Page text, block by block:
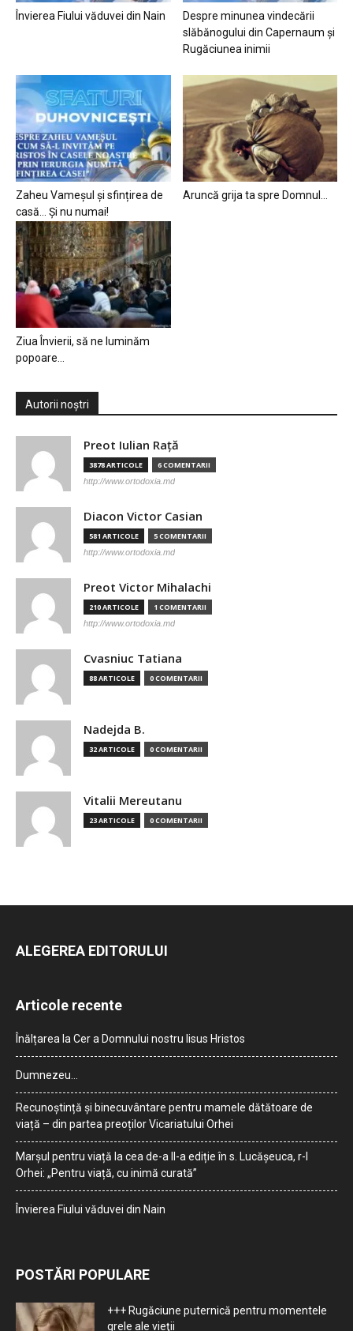
Învierea Fiului văduvei din Nain
Despre minunea vindecării
slăbănogului din Capernaum și
Rugăciunea inimii
Zaheu Vameșul și sfințirea de
casă… Și nu numai!
Aruncă grija ta spre Domnul…
Ziua Învierii, să ne luminăm
popoare…
Autorii noștri
Preot Iulian Raţă
3878 ARTICOLE 6 COMENTARII
http://www.ortodoxia.md
Diacon Victor Casian
581 ARTICOLE 5 COMENTARII
http://www.ortodoxia.md
Preot Victor Mihalachi
210 ARTICOLE 1 COMENTARII
http://www.ortodoxia.md
Cvasniuc Tatiana
88 ARTICOLE 0 COMENTARII
Nadejda B.
32 ARTICOLE 0 COMENTARII
Vitalii Mereutanu
23 ARTICOLE 0 COMENTARII
ALEGEREA EDITORULUI
Articole recente
Înălțarea la Cer a Domnului nostru Iisus Hristos
Dumnezeu…
Recunoștință și binecuvântare pentru mamele dătătoare de
viață – din partea preoților Vicariatului Orhei
Marșul pentru viață la cea de-a II-a ediție în s. Lucășeuca, r-l
Orhei: „Pentru viață, cu inimă curată”
Învierea Fiului văduvei din Nain
POSTĂRI POPULARE
+++ Rugăciune puternică pentru momentele
grele ale vieţii